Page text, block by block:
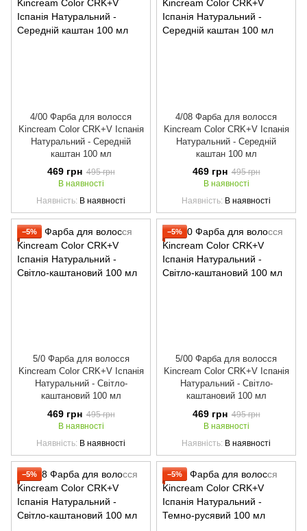
4/00 Фарба для волосся
Kincream Color CRK+V Іспанія
Натуральний - Середній
каштан 100 мл
469 грн 495 грн
В наявності
Наявність В наявності
4/08 Фарба для волосся
Kincream Color CRK+V Іспанія
Натуральний - Середній
каштан 100 мл
469 грн 495 грн
В наявності
Наявність В наявності
−5%
5/0 Фарба для волосся
Kincream Color CRK+V Іспанія
Натуральний - Світло-
каштановий 100 мл
469 грн 495 грн
В наявності
Наявність В наявності
−5%
5/00 Фарба для волосся
Kincream Color CRK+V Іспанія
Натуральний - Світло-
каштановий 100 мл
469 грн 495 грн
В наявності
Наявність В наявності
−5% −5%